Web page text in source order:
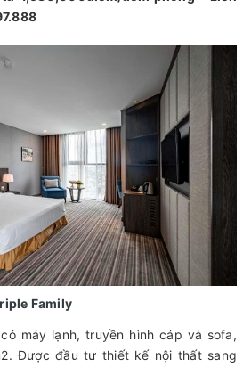
Family
máy lạnh, truyền hình cáp và sofa,
Được đầu tư thiết kế nội thất sang